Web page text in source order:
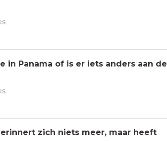
in Panama of is er iets anders aan de
zich niets meer, maar heeft